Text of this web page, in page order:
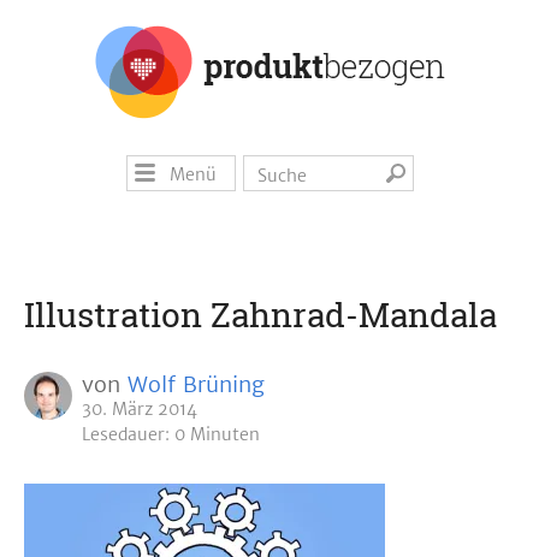
Menü
Illustration Zahnrad-Mandala
von Wolf Brüning
30. März 2014
Lesedauer: 0 Minuten